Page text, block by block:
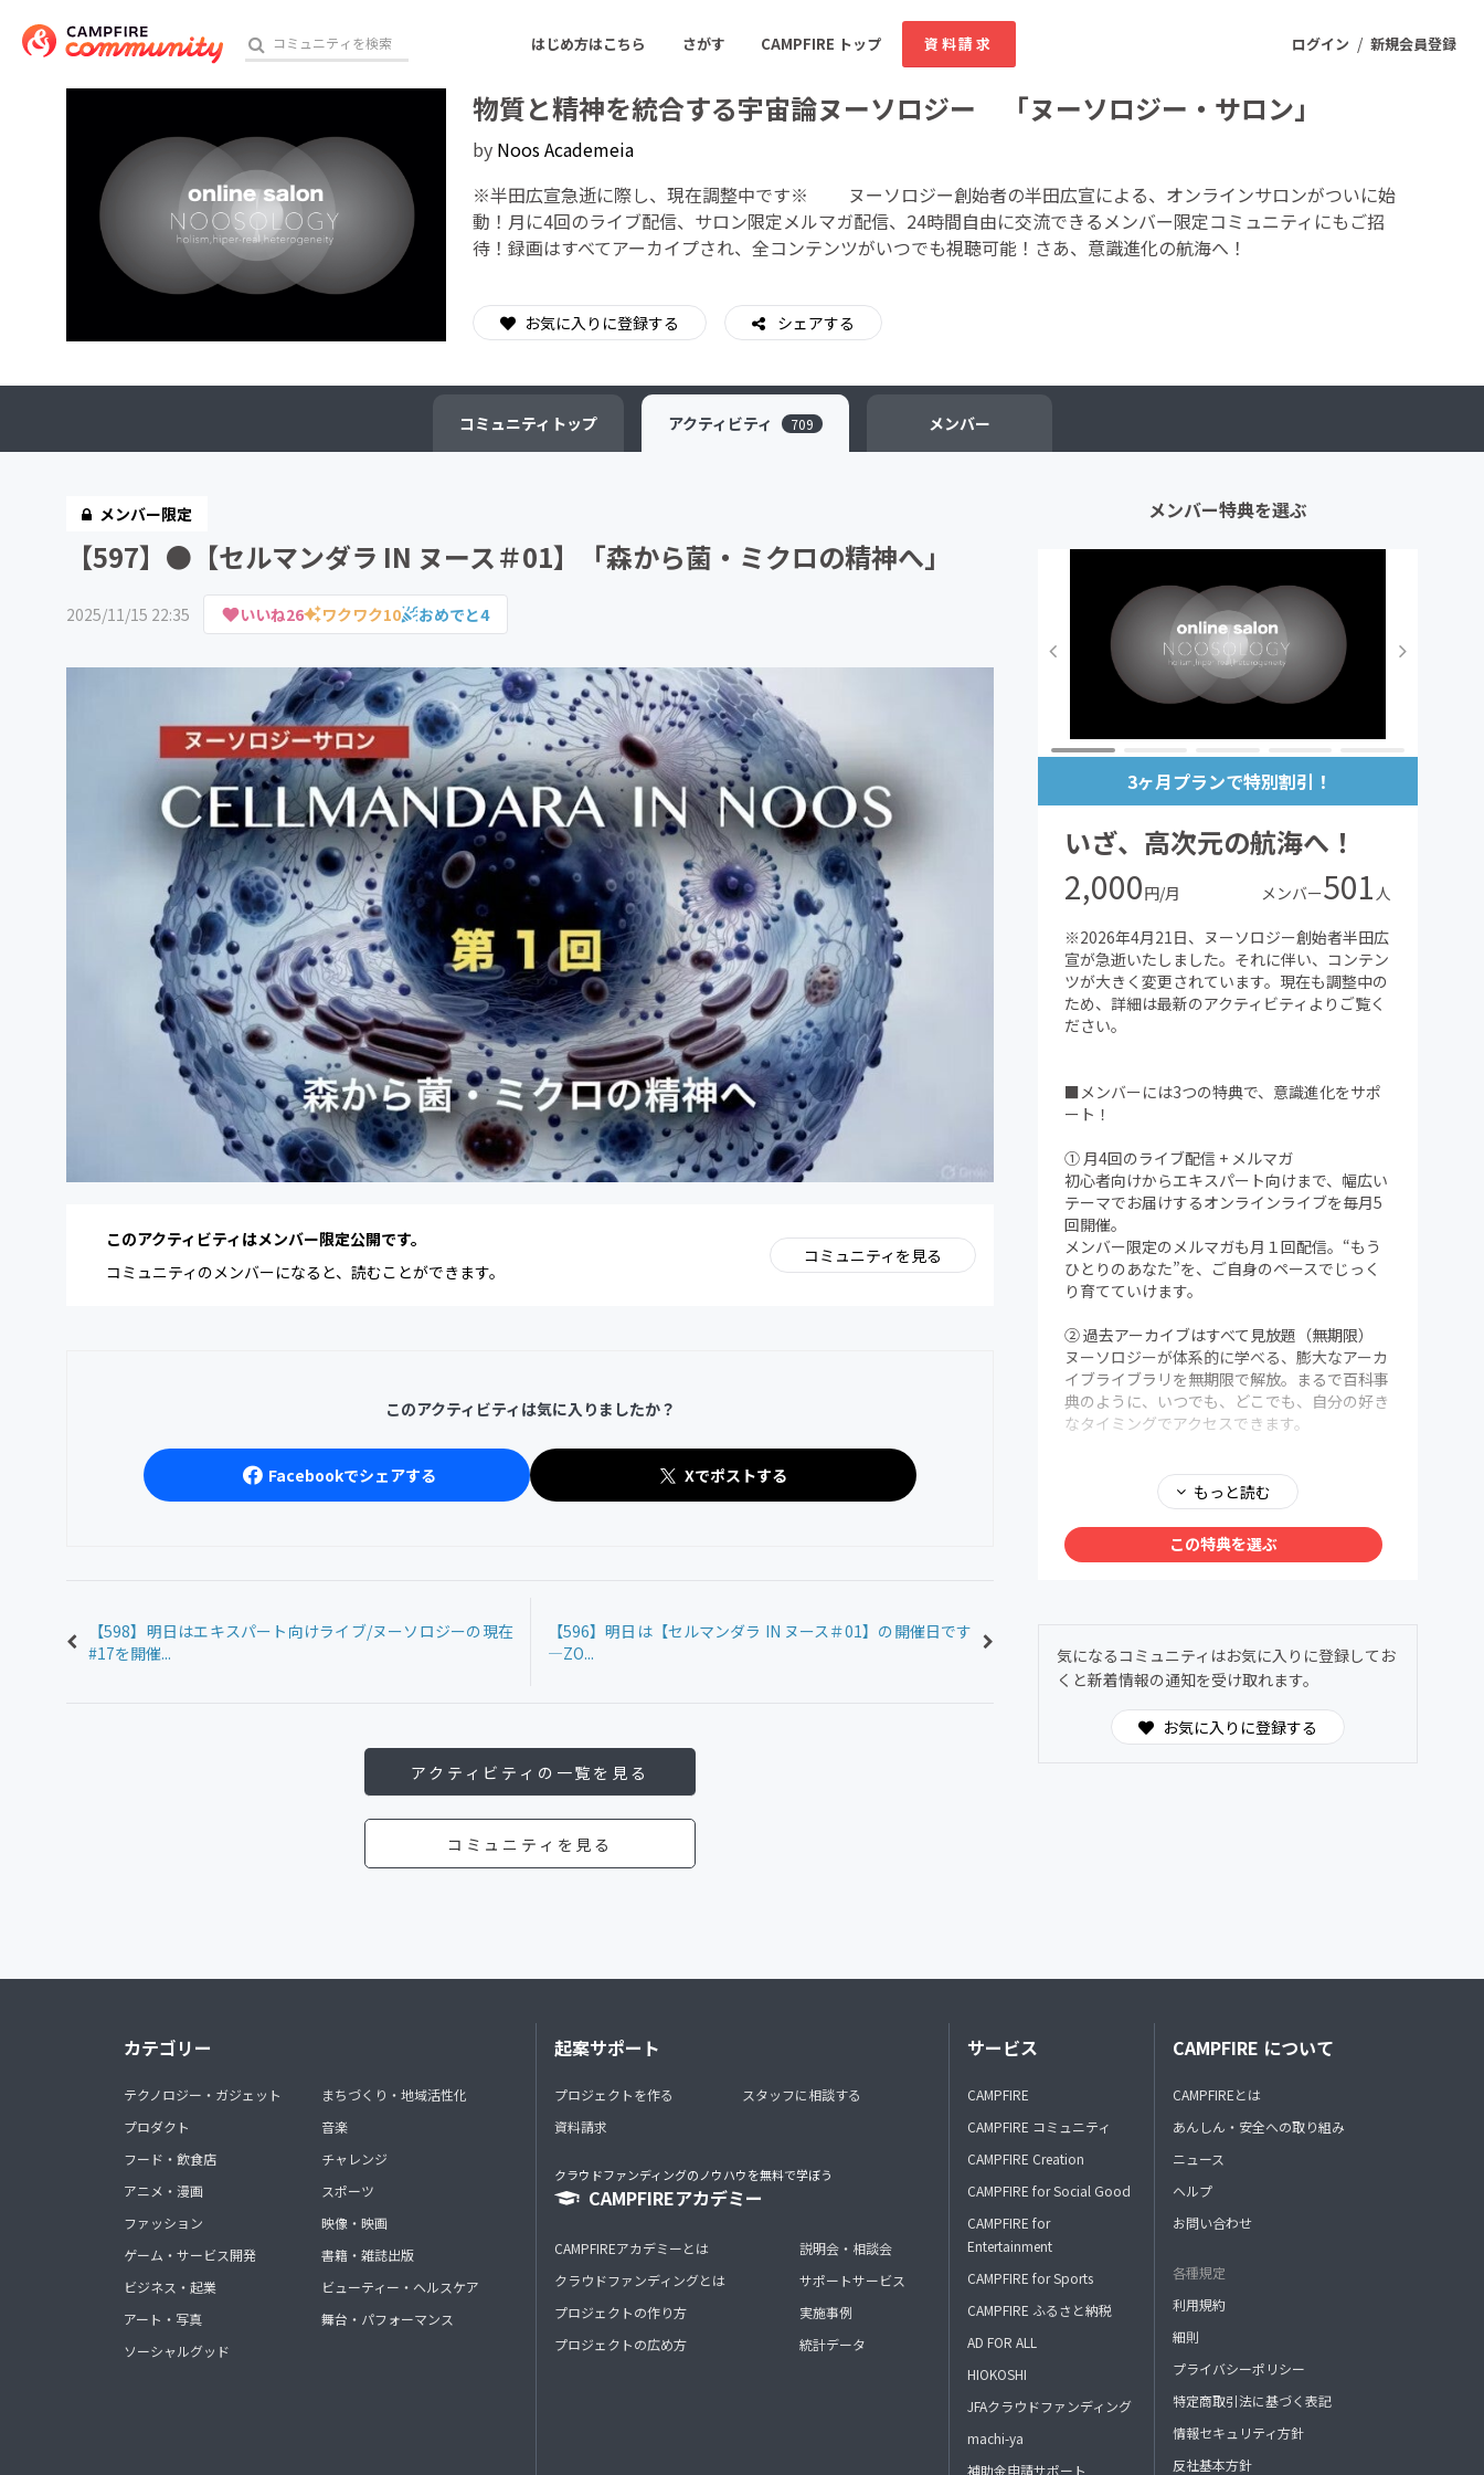
ログイン / 新規会員登録
はじめ方はこちら さがす CAMPFIRE トップ 資料請求
おすすめのコミュニティ 人気のコミュニティ 新着のコミュニティ
アート・写真
ゲーム・サービス開発 フード・飲食店
ソーシャルグッド ビューティー・ヘルスケア
チャレンジ
物質と精神を統合する宇宙論ヌーソロジー 「ヌーソロジー・サロン」
by Noos Academeia
※半田広宣急逝に際し、現在調整中です※ ヌーソロジー創始者の半田広宣による、オンラインサロンがついに始
動！月に4回のライブ配信、サロン限定メルマガ配信、24時間自由に交流できるメンバー限定コミュニティにもご招
待！録画はすべてアーカイプされ、全コンテンツがいつでも視聴可能！さあ、意識進化の航海へ！
お気に入りに登録する シェアする
コミュニティ トップ アクティビティ 709 メンバー
メンバー限定
【597】●【セルマンダラ IN ヌース＃01】「森から菌・ミクロの精神へ」
2025/11/15 22:35 いいね26 ワクワク10 おめでと4
このアクティビティはメンバー限定公開です。
コミュニティのメンバーになると、読むことができます。
コミュニティを見る
このアクティビティは気に入りましたか？
Facebookでシェアする Xでポストする
【598】明日はエキスパート向けライブ/ヌーソロジーの現在
#17を開催...
【596】明日は【セルマンダラ IN ヌース＃01】の開催日です
—ZO...
アクティビティの一覧を見る
コミュニティを見る
メンバー特典を選ぶ
3ヶ月プランで特別割引！
いざ、高次元の航海へ！
2,000円/月 メンバー501 人
※2026年4月21日、ヌーソロジー創始者半田広
宣が急逝いたしました。それに伴い、コンテン
ツが大きく変更されています。現在も調整中の
ため、詳細は最新のアクティビティよりご覧く
ださい。
■メンバーには3つの特典で、意識進化をサポ
ート！
① 月4回のライブ配信 + メルマガ
初心者向けからエキスパート向けまで、幅広い
テーマでお届けするオンラインライブを毎月5
回開催。
メンバー限定のメルマガも月１回配信。“もう
ひとりのあなた”を、ご自身のペースでじっく
り育てていけます。
② 過去アーカイブはすべて見放題（無期限）
ヌーソロジーが体系的に学べる、膨大なアーカ
イブライブラリを無期限で解放。まるで百科事
典のように、いつでも、どこでも、自分の好き
なタイミングでアクセスできます。
メンバー同士で、深く、安心して語り合える場
を用意しました。ヌーソロジーの世界観に共鳴
する仲間たちが集う24時間オープンの対話空
間。
もっと読む
この特典を選ぶ
気になるコミュニティはお気に入りに登録してお
くと新着情報の通知を受け取れます。
お気に入りに登録する
カテゴリー
テクノロジー・ガジェット
プロダクト
フード・飲食店
アニメ・漫画
ファッション
ゲーム・サービス開発
ビジネス・起業
アート・写真
ソーシャルグッド
まちづくり・地域活性化
音楽
チャレンジ
スポーツ
映像・映画
書籍・雑誌出版
ビューティー・ヘルスケア
舞台・パフォーマンス
起案サポート
プロジェクトを作る
資料請求
スタッフに相談する
クラウドファンディングのノウハウを無料で学ぼう
CAMPFIREアカデミー
CAMPFIREアカデミーとは
クラウドファンディングとは
プロジェクトの作り方
プロジェクトの広め方
説明会・相談会
サポートサービス
実施事例
統計データ
サービス
CAMPFIRE
CAMPFIRE コミュニティ
CAMPFIRE Creation
CAMPFIRE for Social Good
CAMPFIRE for
Entertainment
CAMPFIRE for Sports
CAMPFIRE ふるさと納税
AD FOR ALL
HIOKOSHI
JFAクラウドファンディング
machi-ya
補助金申請サポート
CAMPFIRE について
CAMPFIREとは
あんしん・安全への取り組み
ニュース
ヘルプ
お問い合わせ
各種規定
利用規約
細則
プライバシーポリシー
特定商取引法に基づく表記
情報セキュリティ方針
反社基本方針